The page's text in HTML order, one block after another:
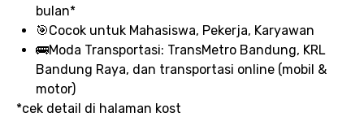
bulan*
🎯Cocok untuk Mahasiswa, Pekerja, Karyawan
🚌Moda Transportasi: TransMetro Bandung, KRL
Bandung Raya, dan transportasi online (mobil &
motor)
*cek detail di halaman kost